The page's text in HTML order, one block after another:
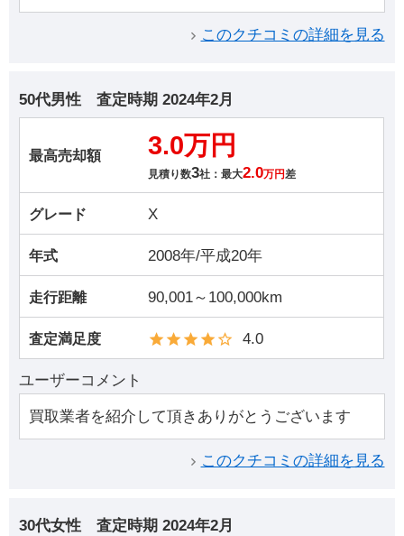
このクチコミの詳細を見る
50代男性 査定時期 2024年2月
最高売却額 3.0万円
見積り数3社：最大2.0万円差
グレード X
年式 2008年/平成20年
走行距離 90,001～100,000km
査定満足度 4.0
ユーザーコメント
買取業者を紹介して頂きありがとうございます
このクチコミの詳細を見る
30代女性 査定時期 2024年2月